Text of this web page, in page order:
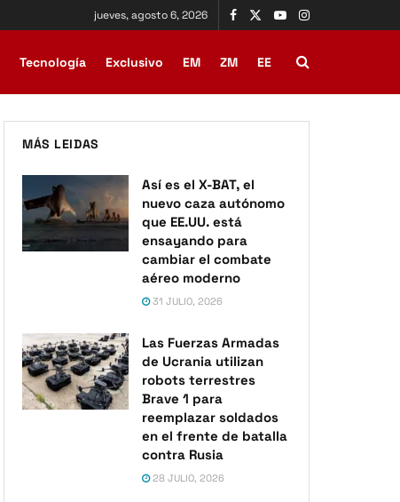
jueves, agosto 6, 2026
Tecnología Exclusivo EM ZM EE
MÁS LEIDAS
Así es el X-BAT, el
nuevo caza autónomo
que EE.UU. está
ensayando para
cambiar el combate
aéreo moderno
31 JULIO, 2026
Las Fuerzas Armadas
de Ucrania utilizan
robots terrestres
Brave 1 para
reemplazar soldados
en el frente de batalla
contra Rusia
28 JULIO, 2026